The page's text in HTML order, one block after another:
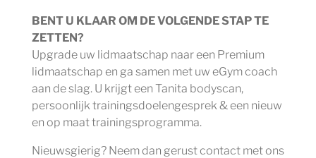
BENT U KLAAR OM DE VOLGENDE STAP TE
ZETTEN?
Upgrade uw lidmaatschap naar een Premium
lidmaatschap en ga samen met uw eGym coach
aan de slag. U krijgt een Tanita bodyscan,
persoonlijk trainingsdoelengesprek & een nieuw
en op maat trainingsprogramma.
Nieuwsgierig? Neem dan gerust contact met ons